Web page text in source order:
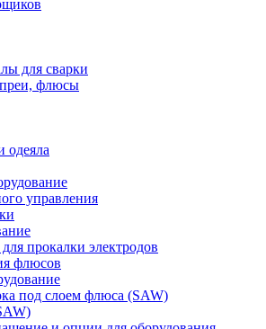
для сварки
флюсы
одеяла
управления
прокалки электродов
флюсов
под слоем флюса (SAW)